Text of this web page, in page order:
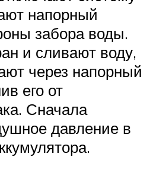
напорный
забора воды.
и сливают воду,
через напорный
его от
Сначала
давление в